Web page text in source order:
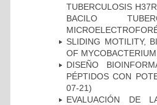
TUBERCULOSIS
BACILO
SLIDING MOTILITY,
OF
DISEÑO
PÉPTIDOS CON
07-21)
EVALUACIÓN DE